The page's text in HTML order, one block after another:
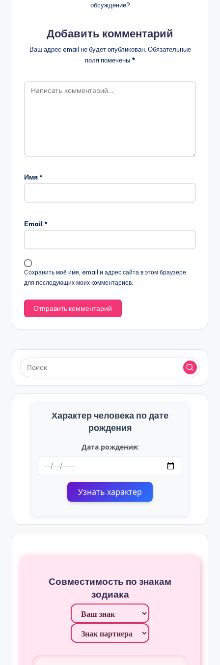
обсуждение?
Добавить комментарий
Ваш адрес email не будет опубликован. Обязательные
поля помечены *
Имя*
Email *
Сохранить моё имя, email и адрес сайта в этом браузере
для последующих моих комментариев.
Характер человека по дате
рождения
Дата рождения:
Узнать характер
Совместимость по знакам
зодиака